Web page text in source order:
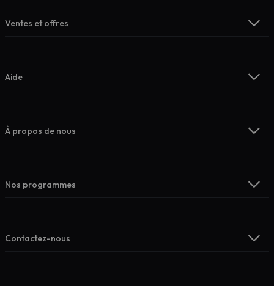
Ventes et offres
Aide
À propos de nous
Nos programmes
Contactez-nous